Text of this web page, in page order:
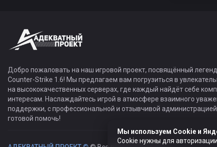
Добро пожаловать на наш игровой проект, посвящённый
Counter-Strike 1.6! Мы предлагаем вам погрузиться в
на высококачественных серверах, где каждый найдёт себе
интересам. Наслаждайтесь игрой в атмосфере взаимного
поддержки, с профессиональной и отзывчивой
готовой помочь!
Мы используем Cookie и
Cookie нужны для